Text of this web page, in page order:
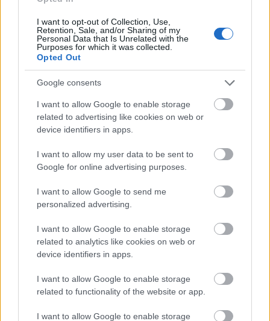
I want to opt-out of Collection, Use,
Retention, Sale, and/or Sharing of my
Personal Data that Is Unrelated with the
Purposes for which it was collected.
Opted Out
Google consents
I want to allow Google to enable storage
related to advertising like cookies on web or
device identifiers in apps.
I want to allow my user data to be sent to
Google for online advertising purposes.
I want to allow Google to send me
personalized advertising.
I want to allow Google to enable storage
related to analytics like cookies on web or
device identifiers in apps.
I want to allow Google to enable storage
related to functionality of the website or app.
I want to allow Google to enable storage
Boileau-Narcejac: A nyeremény 1.
Göbölyösné Németh Mária hagyatékából
Göbölyös N. László •2023. június 20.
A Marassin házaspár nagyon izgatott. Tudják, hogy
nyernek. Sőt, már nyertek is. De mennyit? Ez az, amit
még nem ...